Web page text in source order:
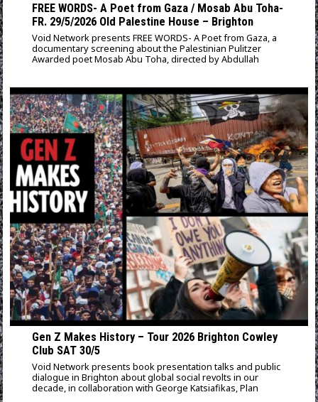
FREE WORDS- A Poet from Gaza / Mosab Abu Toha-
FR. 29/5/2026 Old Palestine House – Brighton
Void Network presents FREE WORDS- A Poet from Gaza, a
documentary screening about the Palestinian Pulitzer
Awarded poet Mosab Abu Toha, directed by Abdullah
Gen Z Makes History – Tour 2026 Brighton Cowley
Club SAT 30/5
Void Network presents book presentation talks and public
dialogue in Brighton about global social revolts in our
decade, in collaboration with George Katsiafikas, Plan